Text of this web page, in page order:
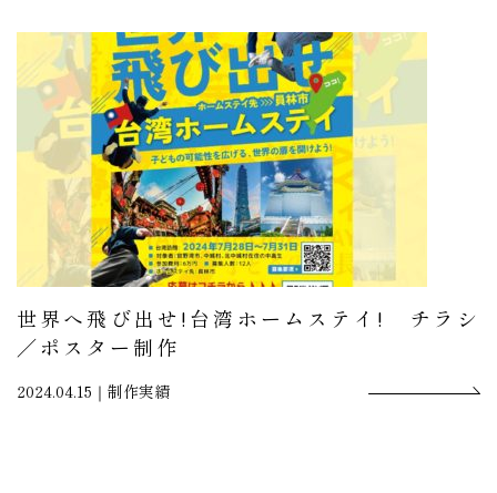
世界へ飛び出せ!台湾ホームステイ! チラシ
／ポスター制作
2024.04.15｜ 制作実績